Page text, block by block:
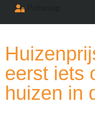
eerst iets
huizen in